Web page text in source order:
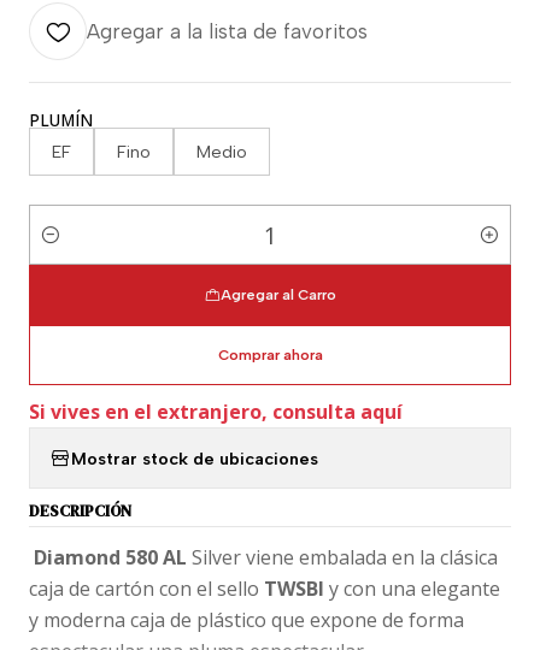
Agregar a la lista de favoritos
PLUMÍN
EF Fino Medio
Cantidad
Agregar al Carro
Comprar ahora
Si vives en el extranjero, consulta aquí
Mostrar stock de ubicaciones
DESCRIPCIÓN
Diamond 580 AL Silver viene embalada en la clásica
caja de cartón con el sello TWSBI y con una elegante
y moderna caja de plástico que expone de forma